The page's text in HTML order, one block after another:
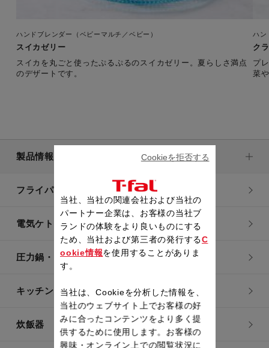
ハンドブレンダー（ベビーマルチ／ベビー）
スイカゼリー
スイカを丸ごと使ったぷるぷるのスイカゼリー。夏らしさ満点
のデザートです。
ハン
ク
プ
菜
製品情報
フライパン・鍋
電気ケトル
圧力鍋・電気圧力鍋
キッチン用品
炊飯器
当社、当社の関連会社および当社の
パートナー企業は、お客様の当社ブ
ランドの体験をより良いものにする
ため、当社および第三者の発行するC
ookie情報を使用することがありま
す。
当社は、Cookieを分析した情報を、
当社のウェブサイト上でお客様の好
みに合ったコンテンツをより多く提
供するために使用します。お客様の
興味・オンライン上での閲覧状況に
Cookieを拒否する